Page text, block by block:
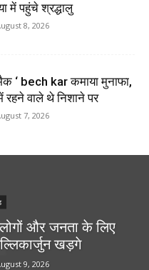
में पहुंचे श्रद्धालु
8, 2026
‘ bech kar कमाया मुनाफा,
वाले थे निशाने पर
7, 2026
और जनता के लिए
खड़गे
9, 2026